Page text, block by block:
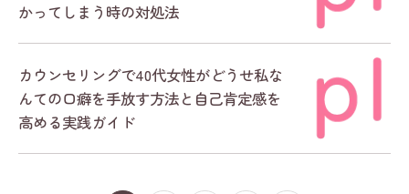
かってしまう時の対処法
カウンセリングで40代女性がどうせ私な
んての口癖を手放す方法と自己肯定感を
高める実践ガイド